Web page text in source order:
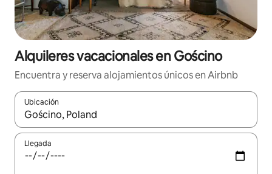
Alquileres vacacionales en Gościno
Encuentra y reserva alojamientos únicos en Airbnb
Ubicación
Cuando los resultados estén disponibles, navega con las
Llegada